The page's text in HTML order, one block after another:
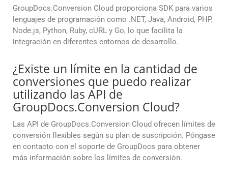
GroupDocs.Conversion Cloud proporciona SDK para varios
lenguajes de programación como .NET, Java, Android, PHP,
Node.js, Python, Ruby, cURL y Go, lo que facilita la
integración en diferentes entornos de desarrollo.
¿Existe un límite en la cantidad de
conversiones que puedo realizar
utilizando las API de
GroupDocs.Conversion Cloud?
Las API de GroupDocs.Conversion Cloud ofrecen límites de
conversión flexibles según su plan de suscripción. Póngase
en contacto con el soporte de GroupDocs para obtener
más información sobre los límites de conversión.